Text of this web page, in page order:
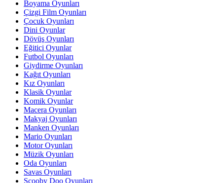
Boyama Oyunları
Çizgi Film Oyunları
Çocuk Oyunları
Dini Oyunlar
Dövüş Oyunları
Eğitici Oyunlar
Futbol Oyunları
Giydirme Oyunları
Kağıt Oyunları
Kız Oyunları
Klasik Oyunlar
Komik Oyunlar
Macera Oyunları
Makyaj Oyunları
Manken Oyunları
Mario Oyunları
Motor Oyunları
Müzik Oyunları
Oda Oyunları
Savas Oyunları
Scooby Doo Oyunları